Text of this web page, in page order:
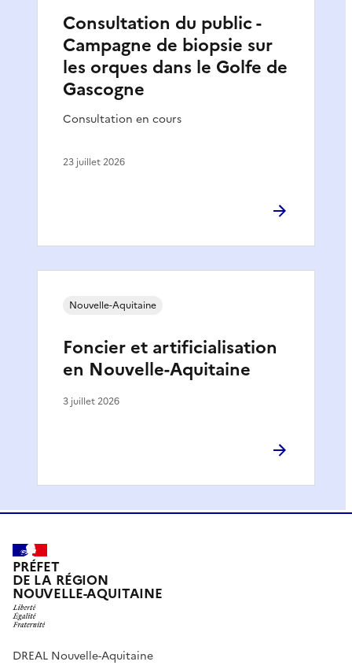
Consultation du public -
Campagne de biopsie sur
les orques dans le Golfe de
Gascogne
Consultation en cours
23 juillet 2026
Foncier et artificialisation
en Nouvelle-Aquitaine
Nouvelle-Aquitaine
3 juillet 2026
PRÉFET
DE LA RÉGION
NOUVELLE-AQUITAINE
DREAL Nouvelle-Aquitaine